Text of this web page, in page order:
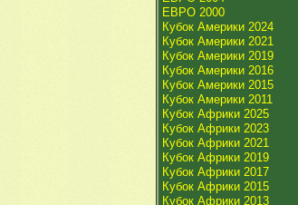
ЕВРО 2000
Кубок Америки 2024
Кубок Америки 2021
Кубок Америки 2019
Кубок Америки 2016
Кубок Америки 2015
Кубок Америки 2011
Кубок Африки 2025
Кубок Африки 2023
Кубок Африки 2021
Кубок Африки 2019
Кубок Африки 2017
Кубок Африки 2015
Кубок Африки 2013